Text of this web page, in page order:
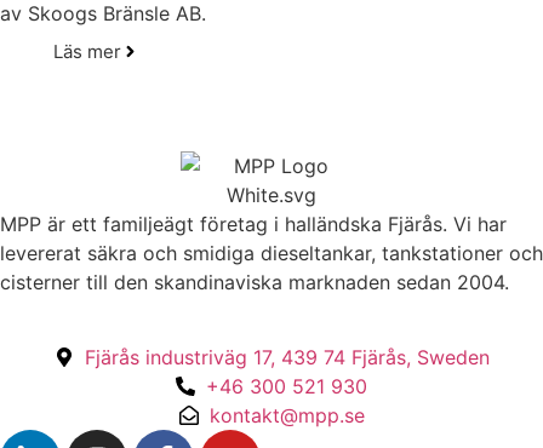
av Skoogs Bränsle AB.
Läs mer
MPP är ett familjeägt företag i halländska Fjärås. Vi har
levererat säkra och smidiga dieseltankar, tankstationer och
cisterner till den skandinaviska marknaden sedan 2004.
Fjärås industriväg 17, 439 74 Fjärås, Sweden
+46 300 521 930
kontakt@mpp.se